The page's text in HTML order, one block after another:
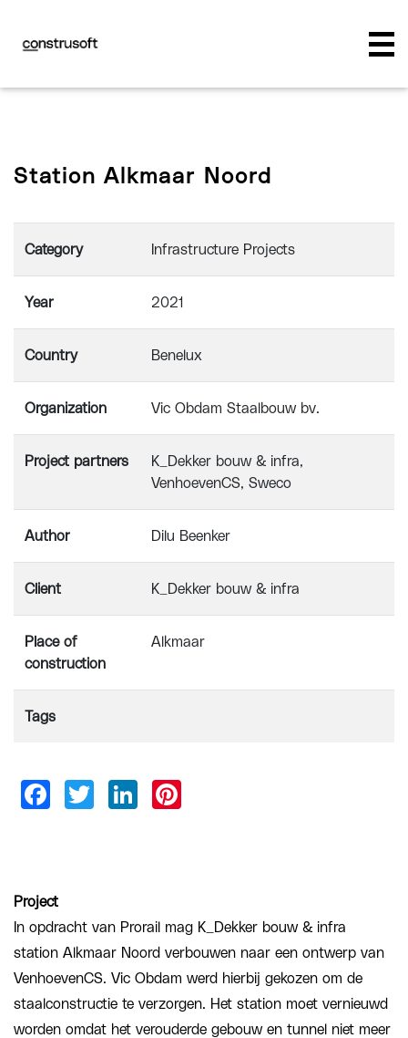
Station Alkmaar Noord
Category Infrastructure Projects
Year 2021
Country Benelux
Organization Vic Obdam Staalbouw bv.
Project partners
K_Dekker bouw & infra,
VenhoevenCS, Sweco
Author Dilu Beenker
Client K_Dekker bouw & infra
Place of
construction
Alkmaar
Tags
Project
In opdracht van Prorail mag K_Dekker bouw & infra
station Alkmaar Noord verbouwen naar een ontwerp van
VenhoevenCS. Vic Obdam werd hierbij gekozen om de
staalconstructie te verzorgen. Het station moet vernieuwd
worden omdat het verouderde gebouw en tunnel niet meer